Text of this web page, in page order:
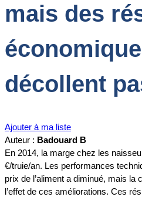
mais des
décollent
Ajouter à ma liste
Auteur : Badouard B
En 2014, la marge chez les
€/truie/an. Les performances
prix de l’aliment a diminué, mais la
l’effet de ces améliorations. Ces